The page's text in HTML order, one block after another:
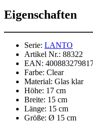
Eigenschaften
Serie: LANTO
Artikel Nr.: 88322
EAN:
Farbe: Clear
Material: Glas klar
Höhe: 17 cm
Breite: 15 cm
Länge: 15 cm
Größe: Ø 15 cm